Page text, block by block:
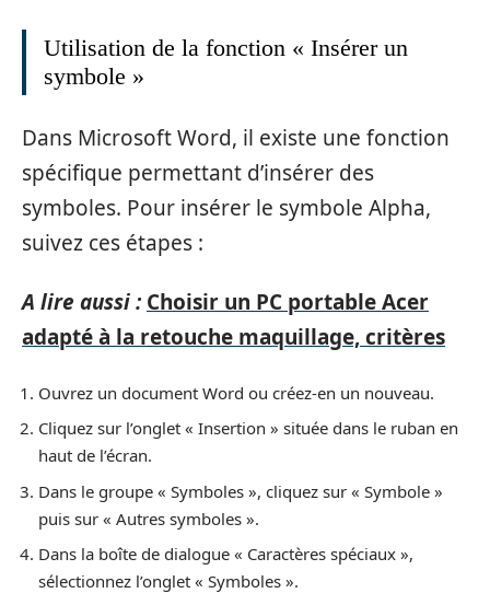
Utilisation de la fonction « Insérer un
symbole »
Dans Microsoft Word, il existe une fonction
spécifique permettant d’insérer des
symboles. Pour insérer le symbole Alpha,
suivez ces étapes :
A lire aussi : Choisir un PC portable Acer
adapté à la retouche maquillage, critères
Ouvrez un document Word ou créez-en un nouveau.
Cliquez sur l’onglet « Insertion » située dans le ruban en
haut de l’écran.
Dans le groupe « Symboles », cliquez sur « Symbole »
puis sur « Autres symboles ».
Dans la boîte de dialogue « Caractères spéciaux »,
sélectionnez l’onglet « Symboles ».